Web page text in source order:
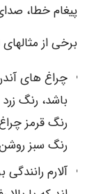
پیغام خطا،
برخی از
چراغ های
باشد، رنگ
رنگ قرمز
رنگ سبز